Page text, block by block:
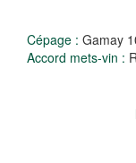
Cépage : Gamay
Accord mets-vin :